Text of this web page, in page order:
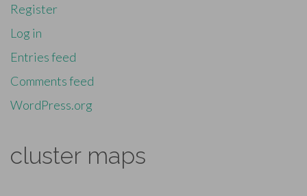
Register
Log in
Entries feed
Comments feed
WordPress.org
cluster maps